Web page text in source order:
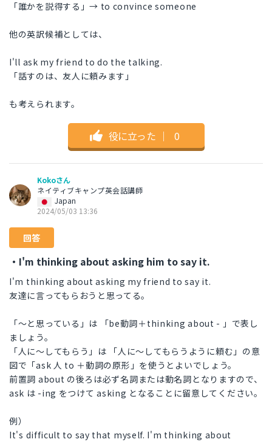
「誰かを説得する」→ to convince someone
他の英訳候補としては、
I'll ask my friend to do the talking.
「話すのは、友人に頼みます」
も考えられます。
役に立った ｜ 0
Kokoさん
ネイティブキャンプ英会話講師
Japan
2024/05/03 13:36
回答
・I'm thinking about asking him to say it.
I'm thinking about asking my friend to say it.
友達に言ってもらおうと思ってる。
「〜と思っている」は 「be動詞＋thinking about - 」で表し
ましょう。
「人に〜してもらう」は 「人に〜してもらうように頼む」の意
図で「ask 人 to ＋動詞の原形」を使うとよいでしょう。
前置詞 about の後ろは必ず名詞または動名詞となりますので、
ask は -ing をつけて asking となることに留意してください。
例）
It's difficult to say that myself. I'm thinking about